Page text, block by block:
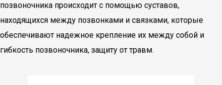
позвоночника происходит с помощью суставов,
находящихся между позвонками и связками, которые
обеспечивают надежное крепление их между собой и
гибкость позвоночника, защиту от травм.